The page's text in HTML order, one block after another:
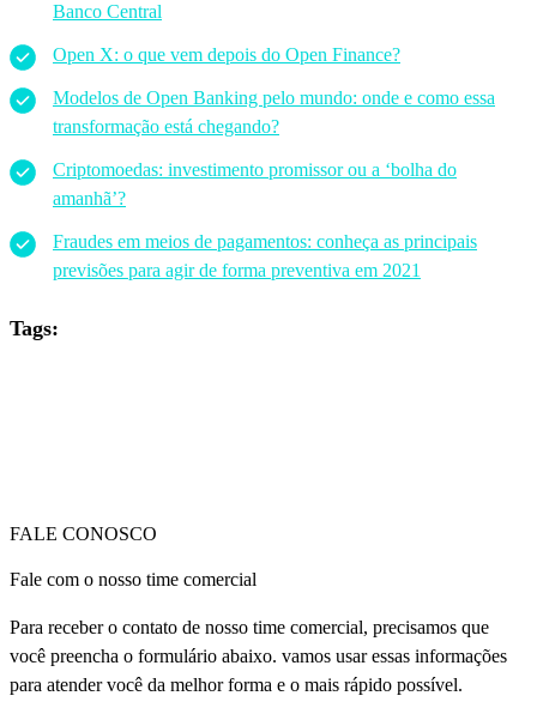
Banco Central
Open X: o que vem depois do Open Finance?
Modelos de Open Banking pelo mundo: onde e como essa
transformação está chegando?
Criptomoedas: investimento promissor ou a ‘bolha do
amanhã’?
Fraudes em meios de pagamentos: conheça as principais
previsões para agir de forma preventiva em 2021
Tags:
FALE CONOSCO
Fale com o nosso time comercial
Para receber o contato de nosso time comercial, precisamos que
você preencha o formulário abaixo. vamos usar essas informações
para atender você da melhor forma e o mais rápido possível.